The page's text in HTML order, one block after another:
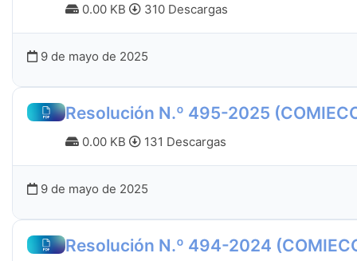
0.00 KB 310 Descargas
9 de mayo de 2025
Resolución N.º 495-2025
0.00 KB 131 Descargas
9 de mayo de 2025
Resolución N.º 494-2024